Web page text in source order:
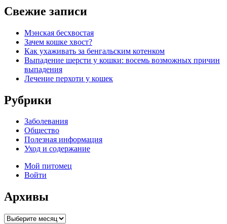
Свежие записи
Мэнская бесхвостая
Зачем кошке хвост?
Как ухаживать за бенгальским котенком
Выпадение шерсти у кошки: восемь возможных причин
выпадения
Лечение перхоти у кошек
Рубрики
Заболевания
Общество
Полезная информация
Уход и содержание
Мой питомец
Войти
Архивы
Архивы